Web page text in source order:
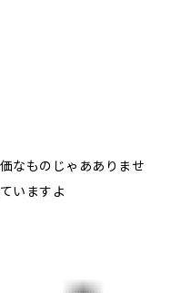
なものじゃあありませ
いますよ